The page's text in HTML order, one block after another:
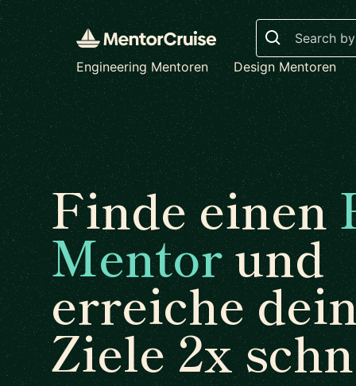
Search
Engineering Mentoren Design Mentoren
Finde einen
Mentorund
erreiche
Ziele 2x